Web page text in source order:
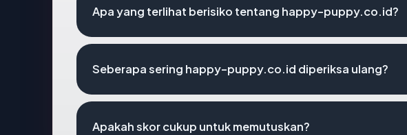
Apa yang terlihat berisiko tentang happy-puppy.co.id?
Seberapa sering happy-puppy.co.id diperiksa ulang?
Apakah skor cukup untuk memutuskan?